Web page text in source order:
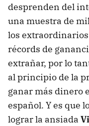
desprenden del
una muestra de
los
récords de
extrañar, por lo
al principio de la
ganar más dinero
español. Y es que
lograr la ansiada